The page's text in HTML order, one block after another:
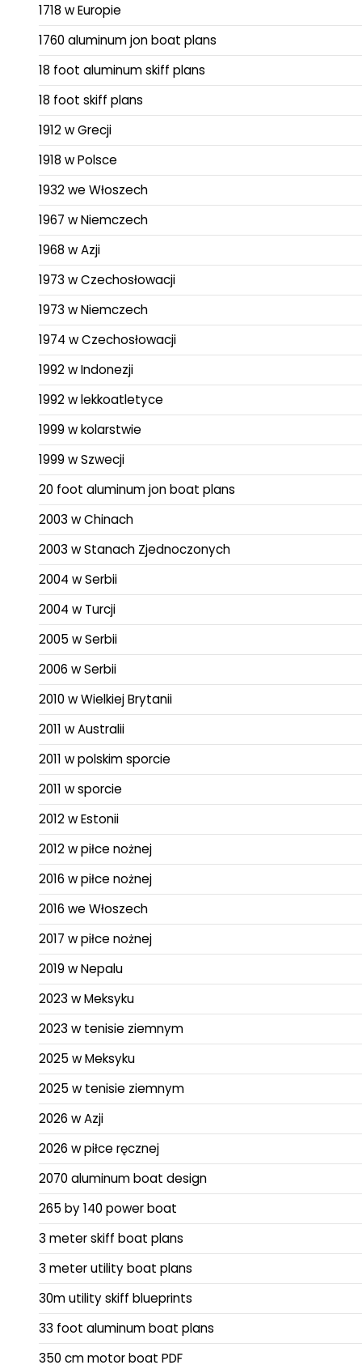
1718 w Europie
1760 aluminum jon boat plans
18 foot aluminum skiff plans
18 foot skiff plans
1912 w Grecji
1918 w Polsce
1932 we Włoszech
1967 w Niemczech
1968 w Azji
1973 w Czechosłowacji
1973 w Niemczech
1974 w Czechosłowacji
1992 w Indonezji
1992 w lekkoatletyce
1999 w kolarstwie
1999 w Szwecji
20 foot aluminum jon boat plans
2003 w Chinach
2003 w Stanach Zjednoczonych
2004 w Serbii
2004 w Turcji
2005 w Serbii
2006 w Serbii
2010 w Wielkiej Brytanii
2011 w Australii
2011 w polskim sporcie
2011 w sporcie
2012 w Estonii
2012 w piłce nożnej
2016 w piłce nożnej
2016 we Włoszech
2017 w piłce nożnej
2019 w Nepalu
2023 w Meksyku
2023 w tenisie ziemnym
2025 w Meksyku
2025 w tenisie ziemnym
2026 w Azji
2026 w piłce ręcznej
2070 aluminum boat design
265 by 140 power boat
3 meter skiff boat plans
3 meter utility boat plans
30m utility skiff blueprints
33 foot aluminum boat plans
350 cm motor boat PDF